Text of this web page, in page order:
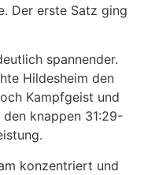
Der erste Satz ging
spannender.
Hildesheim den
Kampfgeist und
knappen 31:29-
konzentriert und